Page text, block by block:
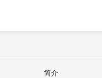
简介